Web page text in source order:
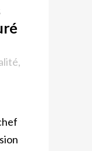
,